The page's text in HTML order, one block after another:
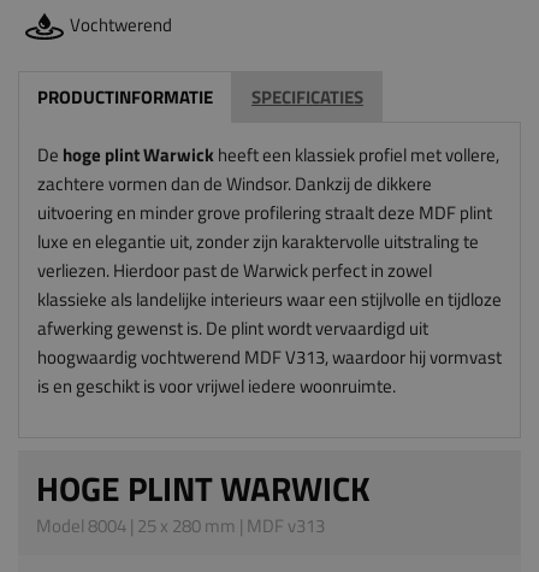
Vochtwerend
PRODUCTINFORMATIE SPECIFICATIES
De hoge plint Warwickheeft een klassiek profiel met vollere,
zachtere vormen dan de Windsor. Dankzij de dikkere
uitvoering en minder grove profilering straalt deze MDF plint
luxe en elegantie uit, zonder zijn karaktervolle uitstraling te
verliezen. Hierdoor past de Warwick perfect in zowel
klassieke als landelijke interieurs waar een stijlvolle en tijdloze
afwerking gewenst is. De plint wordt vervaardigd uit
hoogwaardig vochtwerend MDF V313, waardoor hij vormvast
is en geschikt is voor vrijwel iedere woonruimte.
HOGE PLINT WARWICK
Model 8004 | 25 x 280 mm | MDF v313